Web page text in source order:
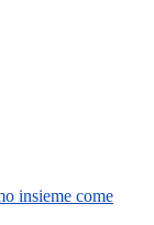
insieme come